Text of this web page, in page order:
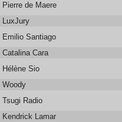
Pierre de Maere
LuxJury
French League rework)
Emilio Santiago
Catalina Cara
Hélène Sio
Woody
Tsugi Radio
Kendrick Lamar